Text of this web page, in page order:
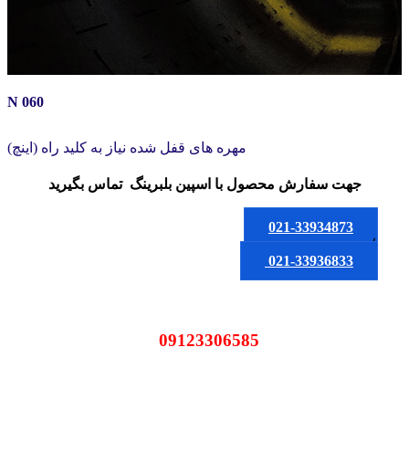
N 060
مهره های قفل شده نیاز به کلید راه (اینچ)
جهت سفارش محصولبا اسپین بلبرینگ تماس بگیرید
021-33934873
یا
021-33936833